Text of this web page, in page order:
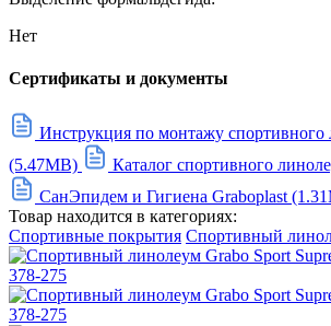
Нет
Сертификаты и документы
Инструкция по монтажу спортивного
(5.47MB)
Каталог спортивного
СанЭпидем и Гигиена Graboplast
Товар находится в категориях:
Спортивные покрытия Спортивный